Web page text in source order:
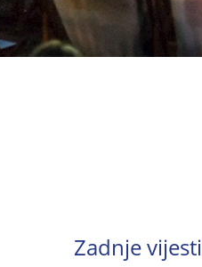
Zadnje vijesti